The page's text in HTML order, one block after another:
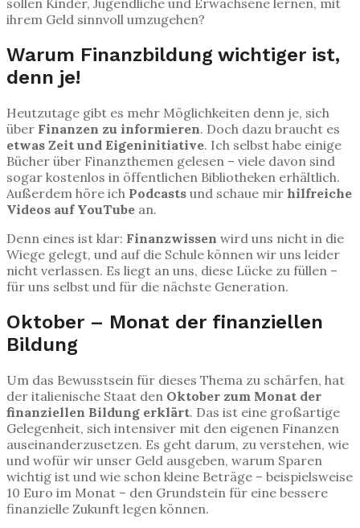
ihrem Geld sinnvoll umzugehen?
Warum Finanzbildung wichtiger ist,
denn je!
Heutzutage gibt es mehr Möglichkeiten denn je, sich
über Finanzen zu informieren. Doch dazu braucht es
etwas Zeit und Eigeninitiative. Ich selbst habe einige
Bücher über Finanzthemen gelesen – viele davon sind
sogar kostenlos in öffentlichen Bibliotheken erhältlich.
Außerdem höre ich Podcasts und schaue mir hilfreiche
Videos auf YouTube an.
Denn eines ist klar: Finanzwissen wird uns nicht in die
Wiege gelegt, und auf die Schule können wir uns leider
nicht verlassen. Es liegt an uns, diese Lücke zu füllen –
für uns selbst und für die nächste Generation.
Oktober – Monat der finanziellen
Bildung
Um das Bewusstsein für dieses Thema zu schärfen, hat
der italienische Staat den Oktober zum Monat der
finanziellen Bildung erklärt. Das ist eine großartige
Gelegenheit, sich intensiver mit den eigenen Finanzen
auseinanderzusetzen. Es geht darum, zu verstehen, wie
und wofür wir unser Geld ausgeben, warum Sparen
wichtig ist und wie schon kleine Beträge – beispielsweise
10 Euro im Monat – den Grundstein für eine bessere
finanzielle Zukunft legen können.